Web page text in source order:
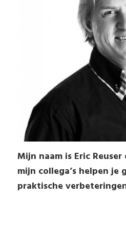
Mijn naam is Eric
mijn collega’s helpen je
praktische